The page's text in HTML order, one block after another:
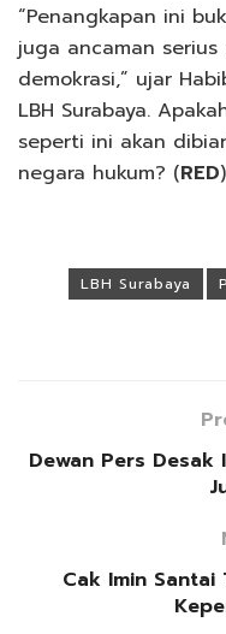
“Penangkapan ini
juga ancaman
demokrasi,” ujar
LBH Surabaya.
seperti ini akan
negara hukum? (RED
LBH Surabaya
Dewan Pers
Cak Imin Santai